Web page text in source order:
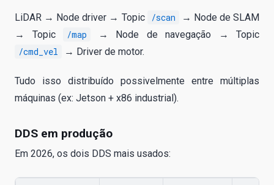
LiDAR → Node driver → Topic /scan
→ Node de SLAM
→ Topic
/map
→ Node de navegação → Topic
/cmd_vel
→ Driver de motor.
Tudo isso distribuído possivelmente entre múltiplas
máquinas (ex: Jetson + x86 industrial).
DDS em produção
Em 2026, os dois DDS mais usados: